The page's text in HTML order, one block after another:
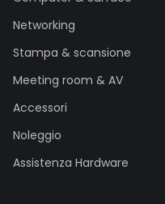
Networking
Stampa & scansione
Meeting room & AV
Accessori
Noleggio
Assistenza Hardware